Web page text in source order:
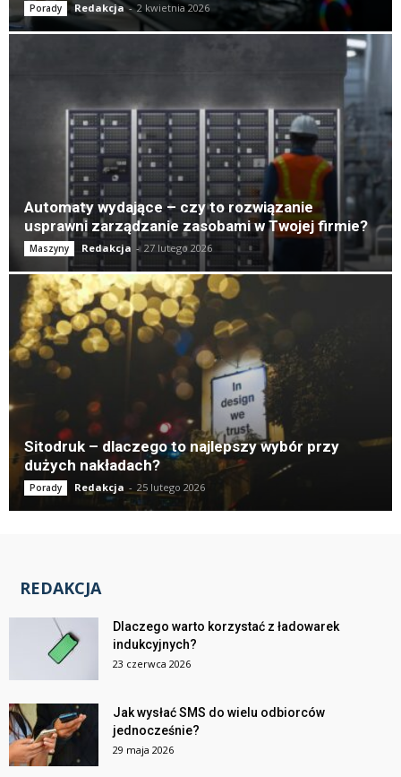
Porady Redakcja - 2 kwietnia 2026
Automaty wydające – czy to rozwiązanie
usprawni zarządzanie zasobami w Twojej firmie?
Maszyny Redakcja - 27 lutego 2026
Sitodruk – dlaczego to najlepszy wybór przy
dużych nakładach?
Porady Redakcja - 25 lutego 2026
REDAKCJA
Dlaczego warto korzystać z ładowarek
indukcyjnych?
23 czerwca 2026
Jak wysłać SMS do wielu odbiorców
jednocześnie?
29 maja 2026